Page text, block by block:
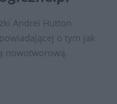
Andrei Hutton
o tym jak
nowotworową.